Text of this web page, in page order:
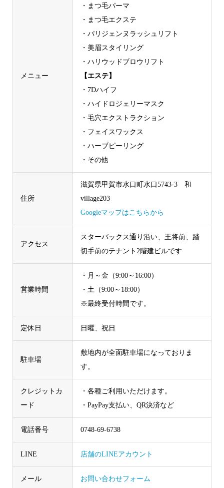
メニュー
・まつ毛パーマ
・まつ毛エクステ
・パリジェンヌラッシュリフト
・美眉スタイリング
・ハリウッドブロウリフト
【エステ】
・7Dハイフ
・ハイドロジェリーマスク
・毛穴エクストラクション
・フェイスワックス
・ハーブピーリング
・その他
住所
滋賀県甲賀市水口町水口5743-3 和
village203
Googleマップはこちらから
アクセス
スターバックス通り沿い、王将前、踏
切手前のテナント2階建ビルです
営業時間
・月～金（9:00～16:00）
・土（9:00～18:00）
※最終受付時間です。
定休日 日曜、祝日
駐車場
敷地内が全面駐車場になっておりま
す。
クレジットカ
ード
・各種ご利用いただけます。
・PayPay支払い、QR決済など
電話番号 0748-69-6738
LINE 店舗のLINEアカウント
メール お問い合わせフォーム